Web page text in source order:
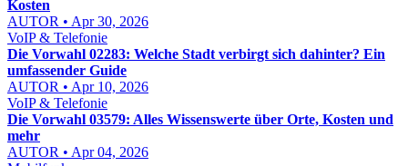
Kosten
AUTOR • Apr 30, 2026
VoIP & Telefonie
Die Vorwahl 02283: Welche Stadt verbirgt sich dahinter? Ein
umfassender Guide
AUTOR • Apr 10, 2026
VoIP & Telefonie
Die Vorwahl 03579: Alles Wissenswerte über Orte, Kosten und
mehr
AUTOR • Apr 04, 2026